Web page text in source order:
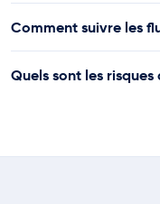
Comment suivre les
Quels sont les risques